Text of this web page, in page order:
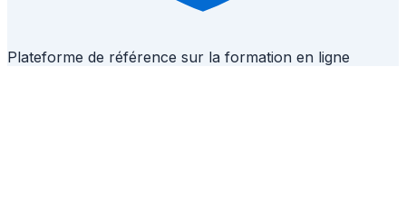
Plateforme de référence sur la formation en ligne